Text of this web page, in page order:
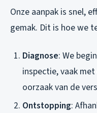
Onze aanpak is snel,
gemak. Dit is hoe we
Diagnose: We
inspectie, vaak
oorzaak van de
Ontstopping: